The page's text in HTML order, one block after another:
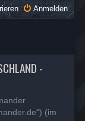
Anmelden
-
(im